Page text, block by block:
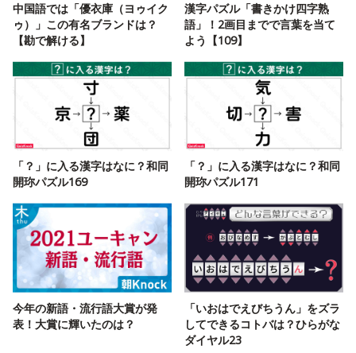
中国語では「優衣庫（ヨゥイク
ゥ）」この有名ブランドは？
【勘で解ける】
漢字パズル「書きかけ四字熟
語」！2画目までで言葉を当て
よう【109】
「？」に入る漢字はなに？和同
開珎パズル169
「？」に入る漢字はなに？和同
開珎パズル171
今年の新語・流行語大賞が発
表！大賞に輝いたのは？
「いおはでえびちうん」をズラ
してできるコトバは？ひらがな
ダイヤル23